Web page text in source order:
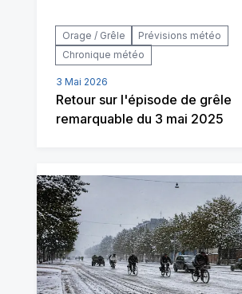
Orage / Grêle
Prévisions météo
Chronique météo
3 Mai 2026
Retour sur l'épisode de grêle
remarquable du 3 mai 2025